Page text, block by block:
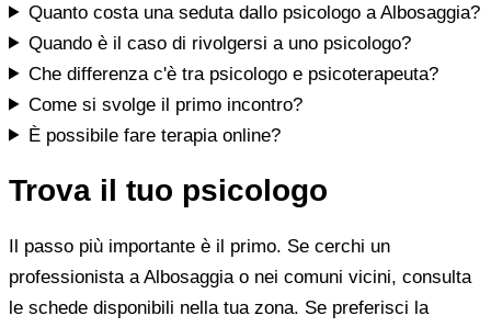
Quanto costa una seduta dallo psicologo a Albosaggia?
Quando è il caso di rivolgersi a uno psicologo?
Che differenza c'è tra psicologo e psicoterapeuta?
Come si svolge il primo incontro?
È possibile fare terapia online?
Trova il tuo psicologo
Il passo più importante è il primo. Se cerchi un
professionista a Albosaggia o nei comuni vicini, consulta
le schede disponibili nella tua zona. Se preferisci la